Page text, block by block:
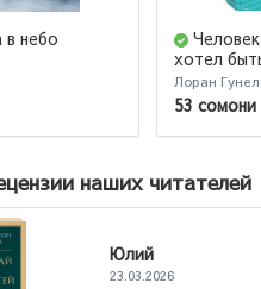
в небо
хотел
Лоран
53 сомони
наших читателей